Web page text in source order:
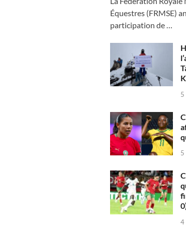
Équestres (FRMSE)
participation de …
5
5
4